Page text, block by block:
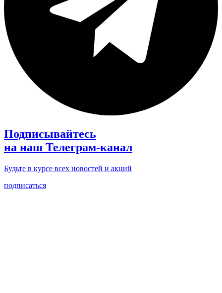
Подписывайтесь
на наш Телеграм-канал
Будьте в курсе всех новостей и акций
подписаться